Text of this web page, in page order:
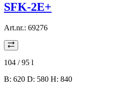
SFK-2E+
Art.nr.: 69276
104 / 95 l
B: 620 D: 580 H: 840